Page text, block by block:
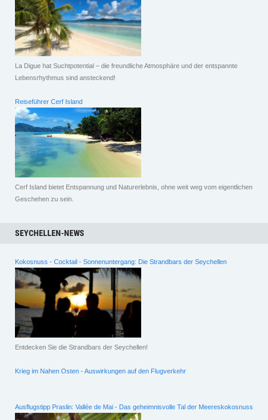
La Digue hat Suchtpotential – die freundliche Atmosphäre und der entspannte
Lebensrhythmus sind ansteckend!
Reiseführer Cerf Island
Cerf Island bietet Entspannung und Naturerlebnis, ohne weit weg vom eigentlichen
Geschehen zu sein.
SEYCHELLEN-NEWS
Kokosnuss - Cocktail - Sonnenuntergang: Die Strandbars der Seychellen
Entdecken Sie die Strandbars der Seychellen!
Krieg im Nahen Osten - Auswirkungen auf den Flugverkehr
Ausflugstipp Praslin: Vallée de Mai - Das geheimnisvolle Tal der Meereskokosnuss